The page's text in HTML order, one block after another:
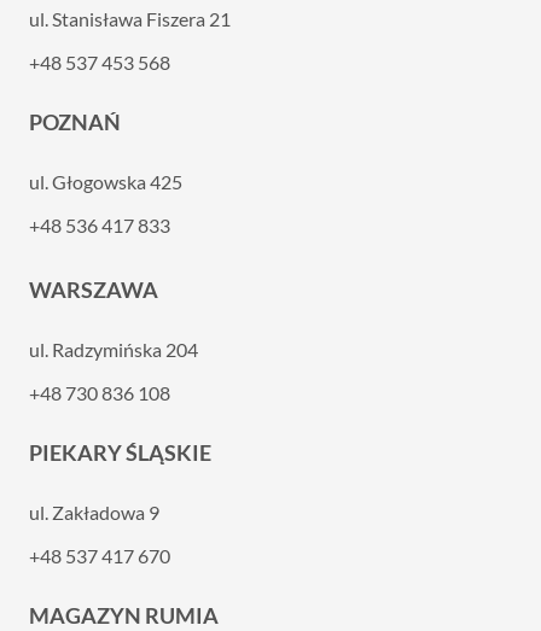
ul. Stanisława Fiszera 21
+48 537 453 568
POZNAŃ
ul. Głogowska 425
+48 536 417 833
WARSZAWA
ul. Radzymińska 204
+48 730 836 108
PIEKARY ŚLĄSKIE
ul. Zakładowa 9
+48 537 417 670
MAGAZYN RUMIA